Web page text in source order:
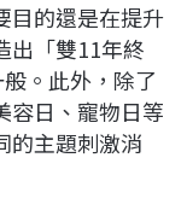
目的還是在提升
出「雙11年終
。此外，除了
容日、寵物日等
的主題刺激消